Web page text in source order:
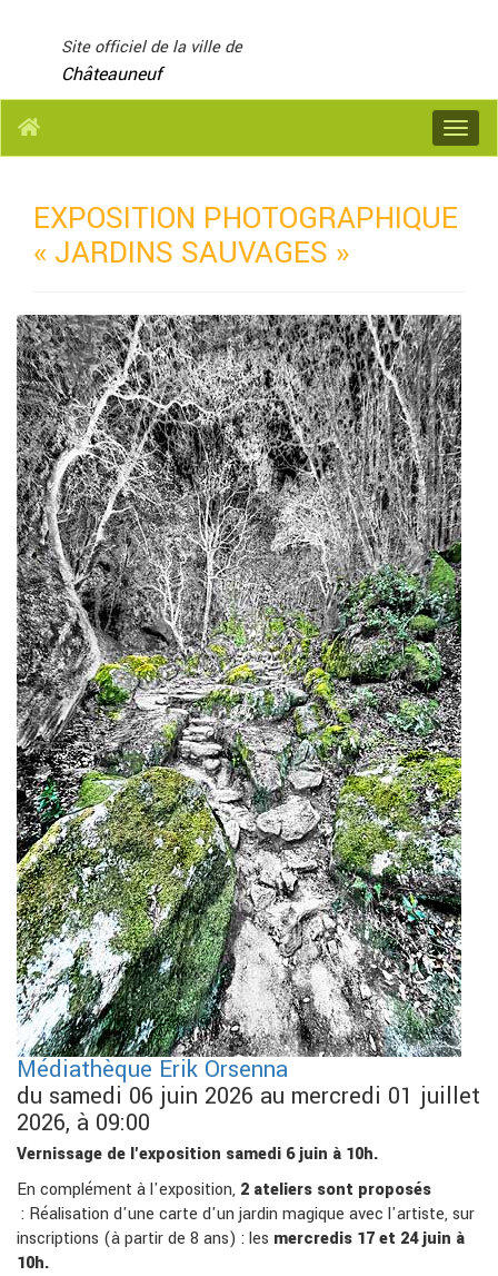
Site officiel de la ville de
Châteauneuf
Menu
EXPOSITION PHOTOGRAPHIQUE
« JARDINS SAUVAGES »
Médiathèque Erik Orsenna
du samedi 06 juin 2026 au mercredi 01 juillet
2026, à 09:00
Vernissage de l'exposition samedi 6 juin à 10h.
En complément à l'exposition, 2 ateliers sont proposés
: Réalisation d'une carte d'un jardin magique avec l'artiste, sur
inscriptions (à partir de 8 ans) : les mercredis 17 et 24 juin à
10h.